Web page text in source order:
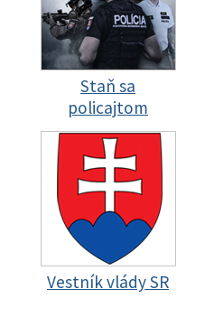
Staň sa
policajtom
Vestník vlády SR